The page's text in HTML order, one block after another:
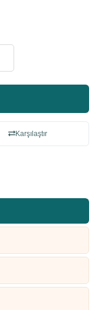
Karşılaştır